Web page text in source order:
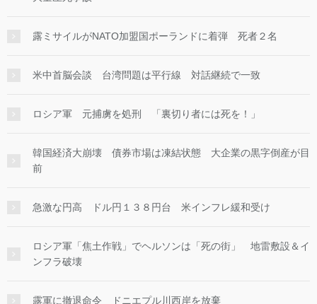
露ミサイルがNATO加盟国ポーランドに着弾 死者２名
米中首脳会談 台湾問題は平行線 対話継続で一致
ロシア軍 元捕虜を処刑 「裏切り者には死を！」
韓国経済大崩壊 債券市場は凍結状態 大企業の黒字倒産が目
前
急激な円高 ドル円１３８円台 米インフレ緩和受け
ロシア軍「焦土作戦」でヘルソンは「死の街」 地雷敷設＆イ
ンフラ破壊
露軍に撤退命令 ドニエプル川西岸を放棄